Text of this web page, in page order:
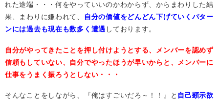
れた途端・・・何をやっていいのかわからず、からまわりした結
果、まわりに嫌われて、
自分の価値をどんどん下げていくパター
ンには過去も現在も数多く遭遇 しております。
自分がやってきたことを押し付けようとする、メンバーを認めず
信頼もしていない、自分でやったほうが早いからと、メンバーに
仕事をうまく振ろうとしない・・・
そんなことをしながら、『俺はすごいだろ～！！』と 自己顕示欲